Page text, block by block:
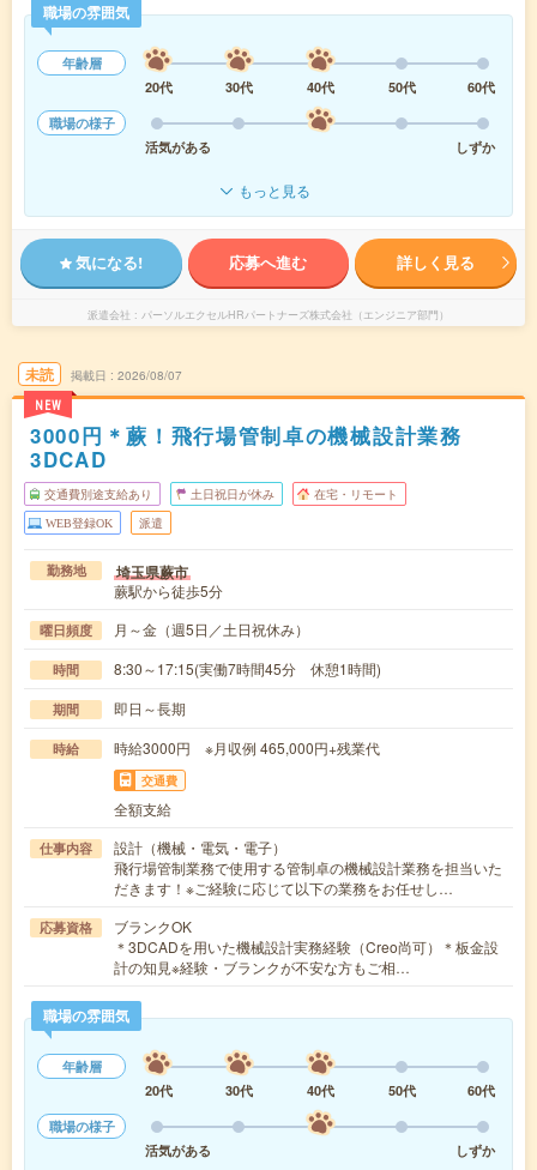
職場の雰囲気
年齢層
20代
30代 40代 50代
60代
職場の様子
活気がある
しずか
もっと見る
気になる! 応募へ進む 詳しく見る
派遣会社 パーソルエクセルHRパートナーズ株式会社（エンジニア部門）
未読
NEW
掲載日 2026/08/07
3000円＊蕨！飛行場管制卓の機械設計業務
3DCAD
交通費別途支給あり 土日祝日が休み 在宅・リモート
WEB登録OK 派遣
勤務地 埼玉県蕨市
蕨駅から徒歩5分
曜日頻度 月～金（週5日／土日祝休み）
時間 8:30～17:15(実働7時間45分 休憩1時間)
期間 即日～長期
時給 時給3000円 ※月収例 465,000円+残業代
交通費
全額支給
仕事内容
設計（機械・電気・電子）
飛行場管制業務で使用する管制卓の機械設計業務を担当いた
だきます！※ご経験に応じて以下の業務をお任せし…
応募資格
ブランクOK
＊3DCADを用いた機械設計実務経験（Creo尚可）＊板金設
計の知見※経験・ブランクが不安な方もご相…
職場の雰囲気
年齢層
20代
30代 40代 50代
60代
職場の様子
活気がある
しずか